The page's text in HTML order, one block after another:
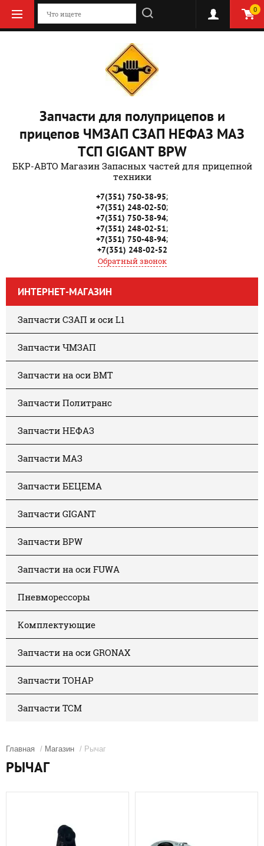
0
Запчасти для полуприцепов и
прицепов ЧМЗАП СЗАП НЕФАЗ МАЗ
ТСП GIGANT BPW
БКР-АВТО Магазин Запасных частей для прицепной
техники
+7(351) 750-38-95;
+7(351) 248-02-50;
+7(351) 750-38-94;
+7(351) 248-02-51;
+7(351) 750-48-94;
+7(351) 248-02-52
Обратный звонок
ИНТЕРНЕТ-МАГАЗИН
Запчасти СЗАП и оси L1
Запчасти ЧМЗАП
Запчасти на оси BMT
Запчасти Политранс
Запчасти НЕФАЗ
Запчасти МАЗ
Запчасти БЕЦЕМА
Запчасти GIGANT
Запчасти BPW
Запчасти на оси FUWA
Пневморессоры
Комплектующие
Запчасти на оси GRONAX
Запчасти ТОНАР
Запчасти ТСМ
Главная / Магазин / Рычаг
РЫЧАГ